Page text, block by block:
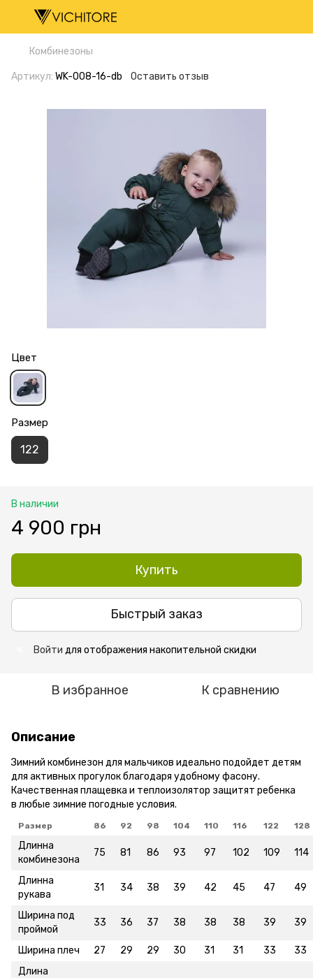
Комбинезоны
Артикул: WK-008-16-db Оставить отзыв
Цвет
Размер
122
В наличии
4 900 грн
Купить
Быстрый заказ
Войти для отображения накопительной скидки
В избранное К сравнению
Описание
Зимний комбинезон для мальчиков идеально подойдет детям
для активных прогулок благодаря удобному фасону.
Качественная плащевка и теплоизолятор защитят ребенка
в любые зимние погодные условия.
Размер 86 92 98 104 110 116 122 128
Длинна
комбинезона
75 81 86 93 97 102 109 114
Длинна
рукава
31 34 38 39 42 45 47 49
Ширина под
проймой
33 36 37 38 38 38 39 39
Ширина плеч 27 29 29 30 31 31 33
33
Длина